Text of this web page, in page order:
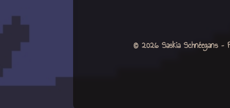
© 2026 Saskia Schnéegans –